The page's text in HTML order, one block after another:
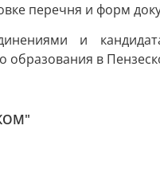
перечня и форм
и
образования в